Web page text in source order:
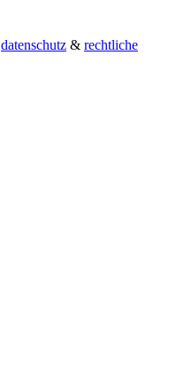
datenschutz & rechtliche